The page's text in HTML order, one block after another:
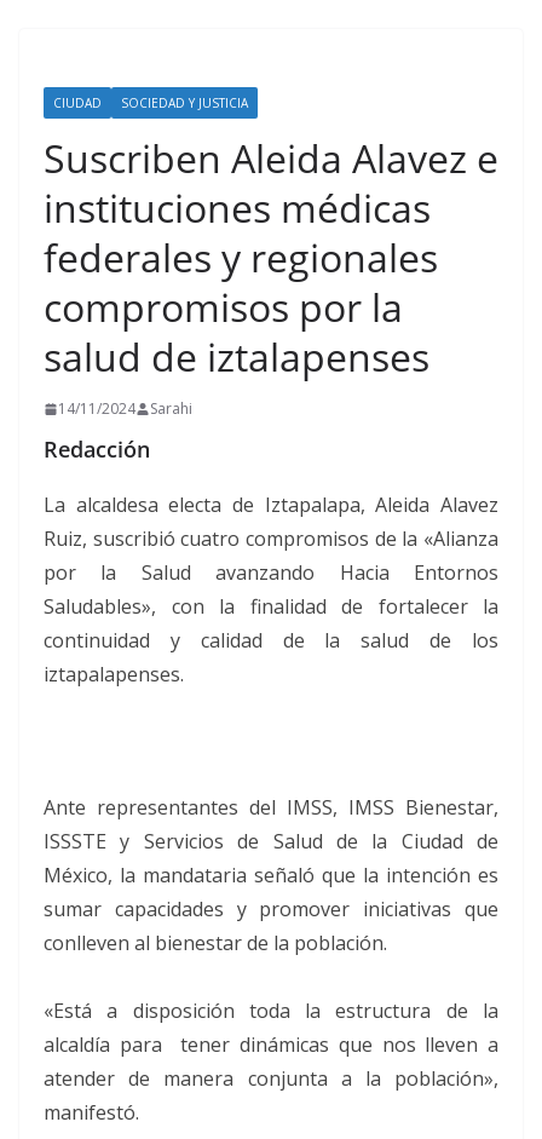
CIUDAD SOCIEDAD Y JUSTICIA
Suscriben Aleida Alavez e
instituciones médicas
federales y regionales
compromisos por la
salud de iztalapenses
14/11/2024 Sarahi
Redacción
La alcaldesa electa de Iztapalapa, Aleida Alavez
Ruiz, suscribió cuatro compromisos de la «Alianza
por la Salud avanzando Hacia Entornos
Saludables», con la finalidad de fortalecer la
continuidad y calidad de la salud de los
iztapalapenses.
Ante representantes del IMSS, IMSS Bienestar,
ISSSTE y Servicios de Salud de la Ciudad de
México, la mandataria señaló que la intención es
sumar capacidades y promover iniciativas que
conlleven al bienestar de la población.
«Está a disposición toda la estructura de la
alcaldía para tener dinámicas que nos lleven a
atender de manera conjunta a la población»,
manifestó.